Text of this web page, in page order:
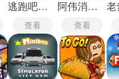
逃跑吧少年小米版
查看
阿伟消消消
查看